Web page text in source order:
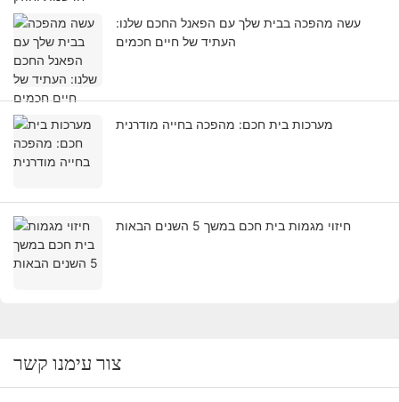
עשה מהפכה בבית שלך עם הפאנל החכם שלנו:
העתיד של חיים חכמים
מערכות בית חכם: מהפכה בחייה מודרנית
חיזוי מגמות בית חכם במשך 5 השנים הבאות
צור עימנו קשר